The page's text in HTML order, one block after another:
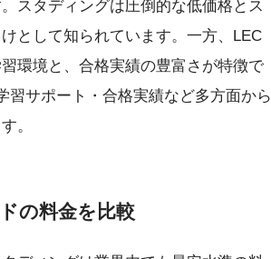
スタディングは圧倒的な低価格とス
として知られています。一方、LEC
環境と、合格実績の豊富さが特徴で
習サポート・合格実績など多方面から
。
の料金を比較